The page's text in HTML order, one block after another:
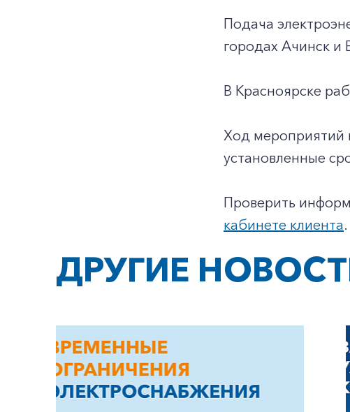
Подача
городах Ачинск и
В Красноярске
Ход мероприятий
установленные
Проверить
кабинете клиента.
ДРУГИЕ